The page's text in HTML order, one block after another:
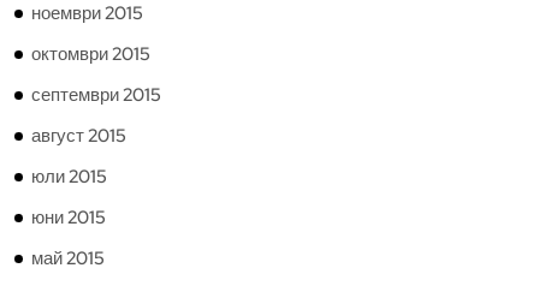
ноември 2015
октомври 2015
септември 2015
август 2015
юли 2015
юни 2015
май 2015